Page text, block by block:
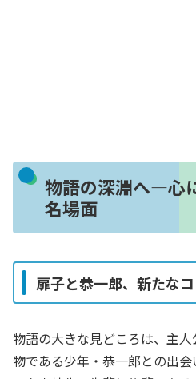
物語の深淵へ―心
名場面
扉子と恭一郎、新たな
物語の大きな見どころは、主
物である少年・恭一郎との出